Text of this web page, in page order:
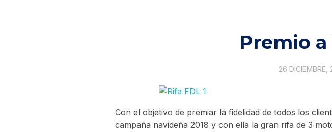
Premio
26 DICIEMBRE,
Con el objetivo de premiar la fidelidad de todos los
campaña navideña 2018 y con ella la gran rifa de 3